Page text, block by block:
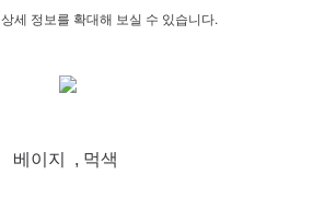
상세 정보를 확대해 보실 수 있습니다.
베이지 , 먹색